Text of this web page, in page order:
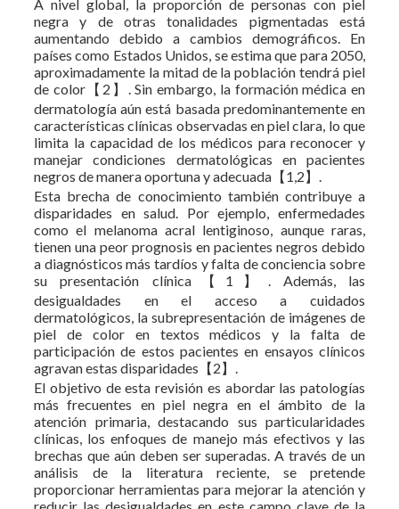
A nivel global, la proporción de personas con piel
negra y de otras tonalidades pigmentadas está
aumentando debido a cambios demográficos. En
países como Estados Unidos, se estima que para 2050,
aproximadamente la mitad de la población tendrá piel
de color【2】. Sin embargo, la formación médica en
dermatología aún está basada predominantemente en
características clínicas observadas en piel clara, lo que
limita la capacidad de los médicos para reconocer y
manejar condiciones dermatológicas en pacientes
negros de manera oportuna y adecuada【1,2】.
Esta brecha de conocimiento también contribuye a
disparidades en salud. Por ejemplo, enfermedades
como el melanoma acral lentiginoso, aunque raras,
tienen una peor prognosis en pacientes negros debido
a diagnósticos más tardíos y falta de conciencia sobre
su presentación clínica【1】. Además, las
desigualdades en el acceso a cuidados
dermatológicos, la subrepresentación de imágenes de
piel de color en textos médicos y la falta de
participación de estos pacientes en ensayos clínicos
agravan estas disparidades【2】.
El objetivo de esta revisión es abordar las patologías
más frecuentes en piel negra en el ámbito de la
atención primaria, destacando sus particularidades
clínicas, los enfoques de manejo más efectivos y las
brechas que aún deben ser superadas. A través de un
análisis de la literatura reciente, se pretende
proporcionar herramientas para mejorar la atención y